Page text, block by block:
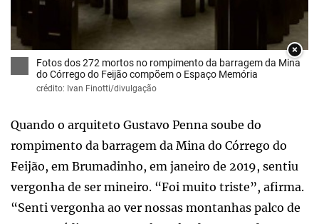
×
Fotos dos 272 mortos no rompimento da barragem da Mina
do Córrego do Feijão compõem o Espaço Memória
crédito: Ivan Finotti/divulgação
Quando o arquiteto Gustavo Penna soube do
rompimento da barragem da Mina do Córrego do
Feijão, em Brumadinho, em janeiro de 2019, sentiu
vergonha de ser mineiro. “Foi muito triste”, afirma.
“Senti vergonha ao ver nossas montanhas palco de